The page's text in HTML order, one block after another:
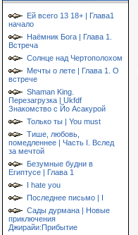
Ей всего 13 18+ | Глава1
начало
Наёмник Бога | Глава 1.
Встреча
Солнце над Чертополохом
Мечты о лете | Глава 1. О
встрече
Shaman King.
Перезагрузка | Ukfdf
Знакомство с Йо Асакурой
Только ты | You must
Тише, любовь,
помедленнее | Часть I. Вслед
за мечтой
Безумные будни в
Египтусе | Глава 1
I hate you
Последнее письмо | I
Сады дурмана | Новые
приключения
Джирайи:Прибытие